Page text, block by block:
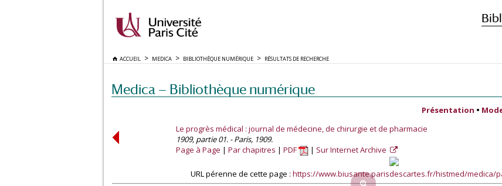
ACCUEIL MEDICA BIBLIOTHÈQUE NUMÉRIQUE RÉSULTATS DE RECHERCHE
Medica — Bibliothèque numérique
Présentation •
Le progrès médical : journal de médecine, de chirurgie et de pharmacie
1909, partie 01. - Paris, 1909.
Page à Page
Par chapitres PDF Sur Internet Archive
URL pérenne de cette page : https://www.biusante.parisdescartes.fr/histmed/medica/